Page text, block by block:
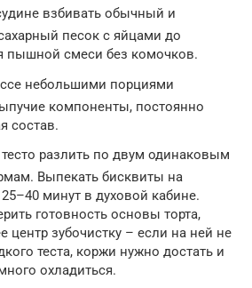
взбивать обычный и
песок с яйцами до
пышной смеси без комочков.
небольшими порциями
компоненты, постоянно
состав.
разлить по двум одинаковым
Выпекать бисквиты на
минут в духовой кабине.
готовность основы торта,
центр зубочистку – если на ней не
теста, коржи нужно достать и
охладиться.